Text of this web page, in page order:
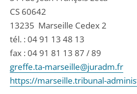
CS 60642
13235 Marseille Cedex 2
tél. : 04 91 13 48 13
fax : 04 91 81 13 87 / 89
greffe.ta-marseille@juradm.fr
https://marseille.tribunal-